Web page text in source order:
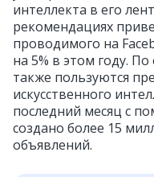
интеллекта в его
рекомендациях
проводимого на
на 5% в этом году.
также пользуются
искусственного
последний месяц с
создано более 15
объявлений.